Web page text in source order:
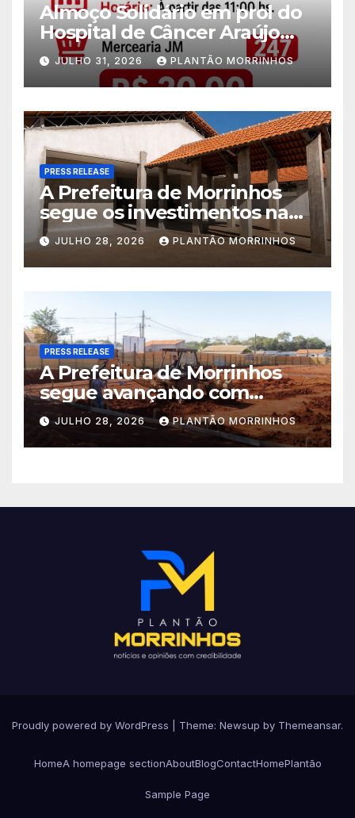
Almoço Solidário em prol do
Hospital de Câncer Araújo
Jorge é realizado no Jardim
América
JULHO 31, 2026 PLANTÃO MORRINHOS
PRESS RELEASE
A Prefeitura de Morrinhos
segue os investimentos na
educação. A obra da Escola
Municipal Eudóxio de
Figueiredo avança em ritmo
acelerado e já ganha forma.
JULHO 28, 2026 PLANTÃO MORRINHOS
PRESS RELEASE
A Prefeitura de Morrinhos
segue avançando com
importantes investimentos
no Setor Arca de Noé.
JULHO 28, 2026 PLANTÃO MORRINHOS
Proudly powered by WordPress Theme: Newsup by Themeansar.
HomeA homepage sectionAboutBlogContactHomePlantão
Sample Page